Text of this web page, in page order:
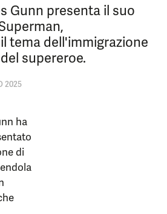
Gunn presenta il suo
tema dell'immigrazione
supereroe.
2025
ha
di